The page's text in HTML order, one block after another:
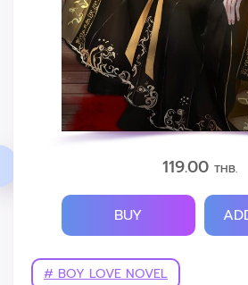
119.00 THB.
BUY
# BOY LOVE NOVEL